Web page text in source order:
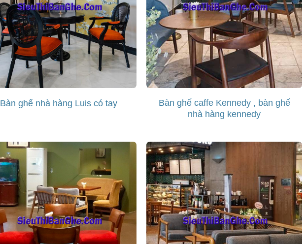
Bàn ghế nhà hàng Luis có tay
Bàn ghế caffe Kennedy , bàn ghế
nhà hàng kennedy